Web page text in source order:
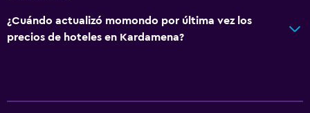
¿Cuándo actualizó momondo por última vez los
precios de hoteles en Kardamena?